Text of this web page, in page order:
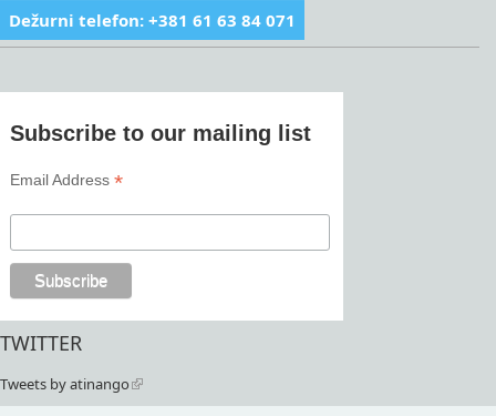
Dežurni telefon: +381 61 63 84 071
Subscribe to our mailing list
Email Address*
TWITTER
Tweets by atinango